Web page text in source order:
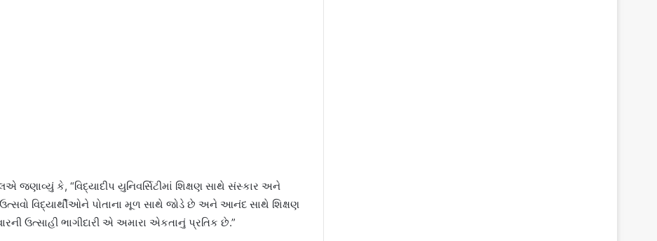
કે, “વિદ્યાદીપ યુનિવર્સિટીમાં શિક્ષણ સાથે સંસ્કાર અને
વિદ્યાર્થીઓને પોતાના મૂળ સાથે જોડે છે અને આનંદ સાથે શિક્ષણ
ઉત્સાહી ભાગીદારી એ અમારા એકતાનું પ્રતિક છે.”